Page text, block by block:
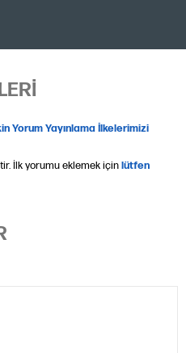
Yorum Yayınlama İlkelerimizi
İlk yorumu eklemek içinlütfen